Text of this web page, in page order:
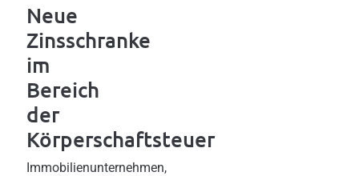
Neue
Zinssch ranke
im
Bereich
der
Körperschaftsteuer
Immobilienunternehmen,